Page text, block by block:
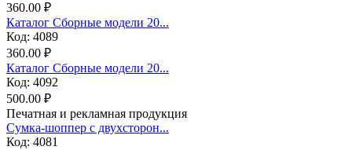
360.00 ₽
Каталог Сборные модели 20...
Код: 4089
360.00 ₽
Каталог Сборные модели 20...
Код: 4092
500.00 ₽
Печатная и рекламная продукция
Сумка-шоппер с двухсторон...
Код: 4081